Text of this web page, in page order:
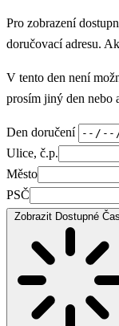
Pro zobrazení
doručovací adresu.
V tento den není
prosím jiný den nebo
Den doručení
Ulice, č.p.
Město
PSČ
Zobrazit Dostupné